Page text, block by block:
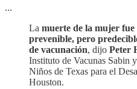
...
La muerte de la mujer fue
prevenible, pero
de vacunación, dijo Peter
Instituto de Vacunas Sabin
Niños de Texas para el
Houston.